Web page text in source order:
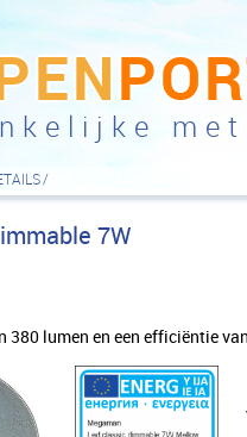
7W
380 lumen en een efficiëntie